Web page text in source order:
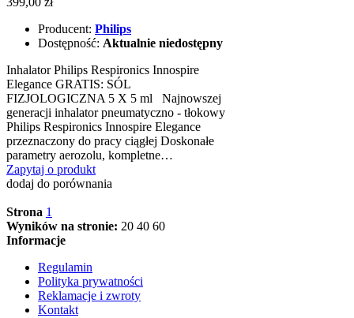
Producent: Philips
Dostępność: Aktualnie niedostępny
Inhalator Philips Respironics Innospire
Elegance GRATIS: SÓL
FIZJOLOGICZNA 5 X 5 ml Najnowszej
generacji inhalator pneumatyczno - tłokowy
Philips Respironics Innospire Elegance
przeznaczony do pracy ciągłej Doskonałe
parametry aerozolu, kompletne…
Zapytaj o produkt
dodaj do porównania
Strona 1
Wyników na stronie: 20 40 60
Informacje
Regulamin
Polityka prywatności
Reklamacje i zwroty
Kontakt